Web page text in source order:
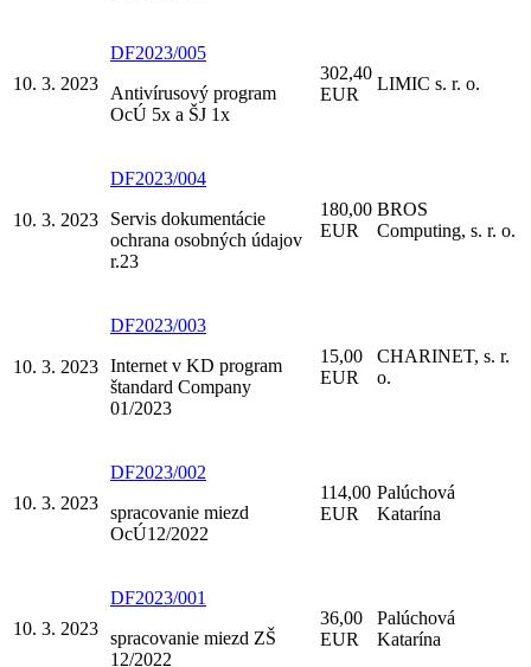
10. 3. 2023
DF2023/005
Antivírusový program
OcÚ 5x a ŠJ 1x
302,40
EUR
LIMIC s. r. o.
10. 3. 2023
DF2023/004
Servis dokumentácie
ochrana osobných údajov
r.23
180,00
EUR
BROS
Computing, s. r. o.
10. 3. 2023
DF2023/003
Internet v KD program
štandard Company
01/2023
15,00
EUR
CHARINET, s. r.
o.
10. 3. 2023
DF2023/002
spracovanie miezd
OcÚ12/2022
114,00
EUR
Palúchová
Katarína
10. 3. 2023
DF2023/001
spracovanie miezd ZŠ
12/2022
36,00
EUR
Palúchová
Katarína